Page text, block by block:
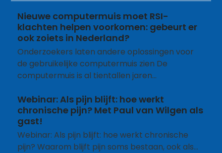
Nieuwe computermuis moet RSI-
klachten helpen voorkomen: gebeurt er
ook zoiets in Nederland?
Onderzoekers laten andere oplossingen voor
de gebruikelijke computermuis zien De
computermuis is al tientallen jaren…
Webinar: Als pijn blijft: hoe werkt
chronische pijn? Met Paul van Wilgen als
gast!
Webinar: Als pijn blijft: hoe werkt chronische
pijn? Waarom blijft pijn soms bestaan, ook als…